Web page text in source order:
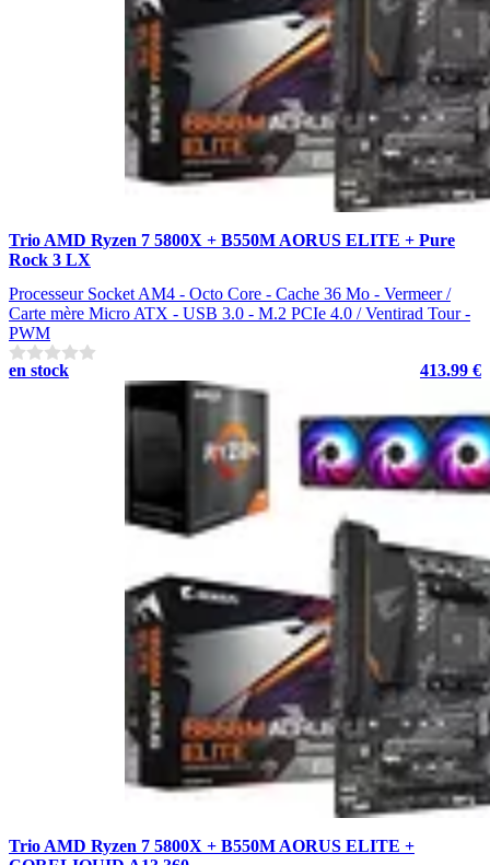
Trio AMD Ryzen 7 5800X + B550M AORUS ELITE + Pure
Rock 3 LX
Processeur Socket AM4 - Octo Core - Cache 36 Mo - Vermeer /
Carte mère Micro ATX - USB 3.0 - M.2 PCIe 4.0 / Ventirad Tour -
PWM
en stock
413.99 €
Trio AMD Ryzen 7 5800X + B550M AORUS ELITE +